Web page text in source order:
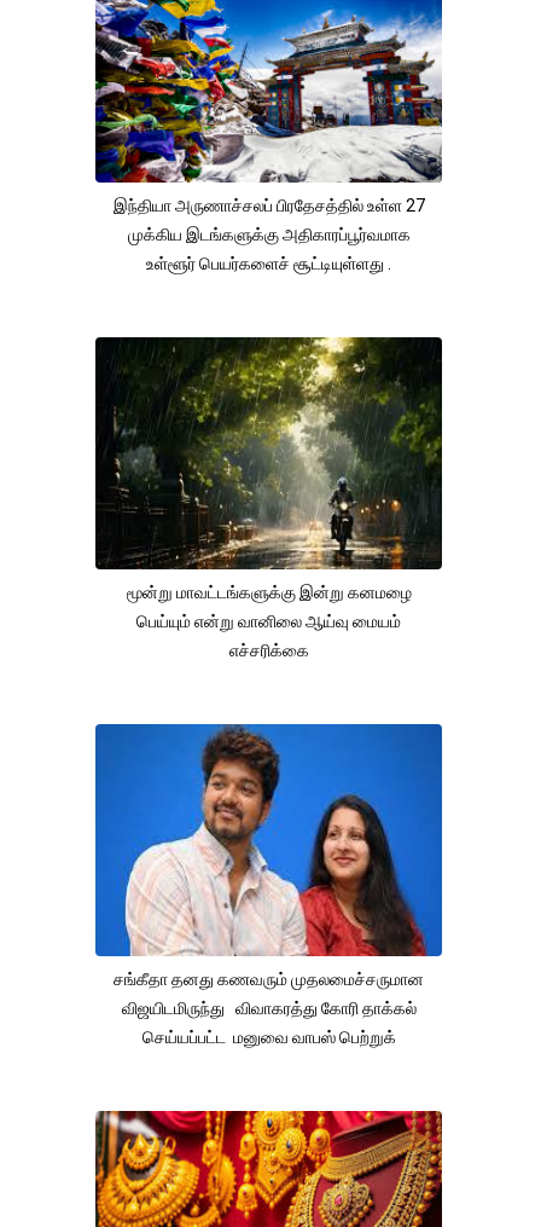
இந்தியா அருணாச்சலப் பிரதேசத்தில் உள்ள 27
முக்கிய இடங்களுக்கு அதிகாரப்பூர்வமாக
உள்ளூர் பெயர்களைச் சூட்டியுள்ளது .
மூன்று மாவட்டங்களுக்கு இன்று கனமழை
பெய்யும் என்று வானிலை ஆய்வு மையம்
எச்சரிக்கை
சங்கீதா தனது கணவரும் முதலமைச்சருமான
விஜயிடமிருந்து விவாகரத்து கோரி தாக்கல்
செய்யப்பட்ட மனுவை வாபஸ் பெற்றுக்